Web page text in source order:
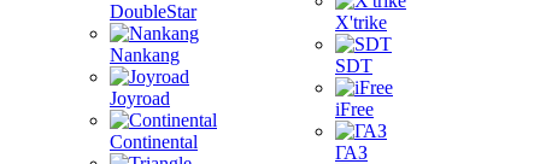
DoubleStar
Nankang
Joyroad
Continental
X'trike
SDT
iFree
ГАЗ